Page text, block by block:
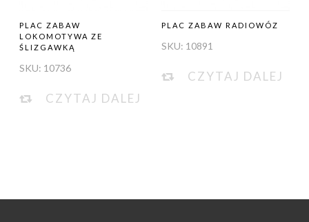
PLAC ZABAW
LOKOMOTYWA ZE
ŚLIZGAWKĄ
SKU: 10736
CZYTAJ DALEJ
PLAC ZABAW RADIOWÓZ
SKU: 10891
CZYTAJ DALEJ